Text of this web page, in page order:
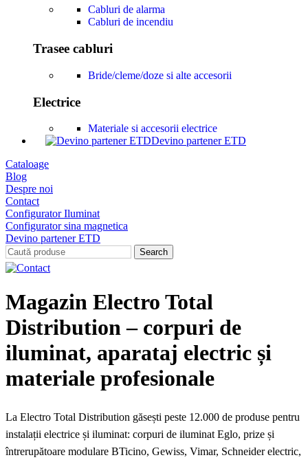
Cabluri de alarma
Cabluri de incendiu
Trasee cabluri
Bride/cleme/doze si alte accesorii
Electrice
Materiale si accesorii electrice
Devino partener ETD
Cataloage
Blog
Despre noi
Contact
Configurator Iluminat
Configurator sina magnetica
Devino partener ETD
Search
Magazin Electro Total
Distribution – corpuri de
iluminat, aparataj electric și
materiale profesionale
La Electro Total Distribution găsești peste 12.000 de produse pentru
instalații electrice și iluminat: corpuri de iluminat Eglo, prize și
întrerupătoare modulare BTicino, Gewiss, Vimar, Schneider electric,